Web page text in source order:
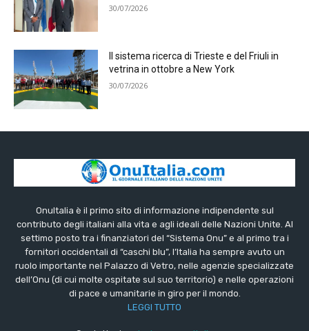
30/07/2026
Il sistema ricerca di Trieste e del Friuli in
vetrina in ottobre a New York
30/07/2026
OnuItalia è il primo sito di informazione indipendente sul
contributo degli italiani alla vita e agli ideali delle Nazioni Unite. Al
settimo posto tra i finanziatori del “Sistema Onu” e al primo tra i
fornitori occidentali di “caschi blu”, l’Italia ha sempre avuto un
ruolo importante nel Palazzo di Vetro, nelle agenzie specializzate
dell’Onu (di cui molte ospitate sul suo territorio) e nelle operazioni
di pace e umanitarie in giro per il mondo.
LEGGI TUTTO